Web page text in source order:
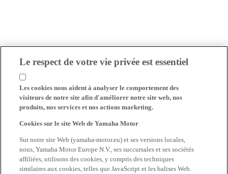
Le respect de votre vie privée est essentiel
Les cookies nous aident à analyser le comportement des
visiteurs de notre site afin d'améliorer notre site web, nos
produits, nos services et nos actions marketing.
Cookies sur le site Web de Yamaha Motor
Sur notre site Web (yamaha-motor.eu) et ses versions locales,
nous, Yamaha Motor Europe N.V., ses succursales et ses sociétés
affiliées, utilisons des cookies, y compris des techniques
similaires aux cookies, telles que JavaScript et les balises Web.